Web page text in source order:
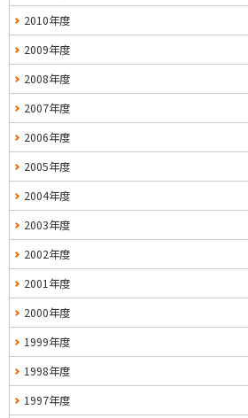
2010年度
2009年度
2008年度
2007年度
2006年度
2005年度
2004年度
2003年度
2002年度
2001年度
2000年度
1999年度
1998年度
1997年度